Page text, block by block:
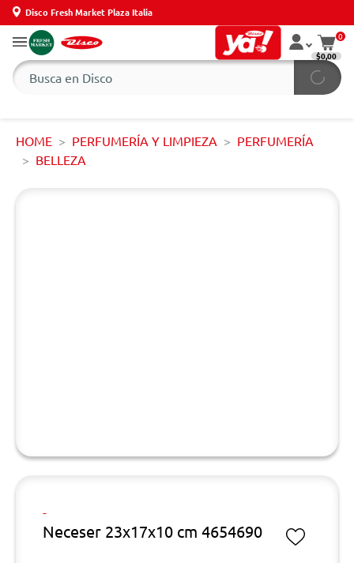
Disco Fresh Market Plaza Italia
0
$0,00
HOME PERFUMERÍA Y LIMPIEZA
PERFUMERÍA
BELLEZA
-
Neceser 23x17x10 cm 4654690